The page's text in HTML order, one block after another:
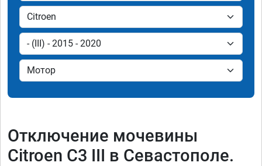
Отключение мочевины
Citroen C3 III в Севастополе.